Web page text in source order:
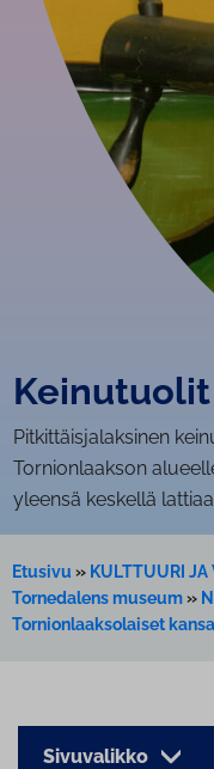
Keinutuolit
Pitkittäisjalaksinen
Tornionlaakson
yleensä keskellä
Etusivu » KULTTUURI JA
Tornedalens museum»
Tornionlaaksolaiset
Sivuvalikko